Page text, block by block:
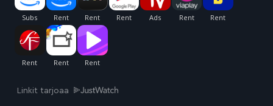
Linkit tarjoaa